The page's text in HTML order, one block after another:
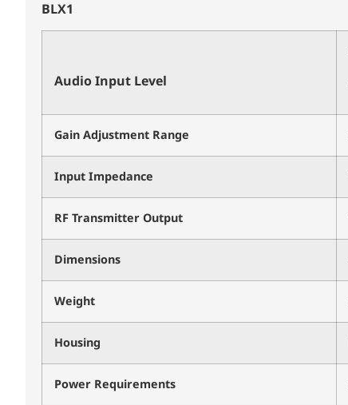
BLX1
Audio Input Level
Gain Adjustment Range
Input Impedance
RF Transmitter Output
Dimensions
Weight
Housing
Power Requirements